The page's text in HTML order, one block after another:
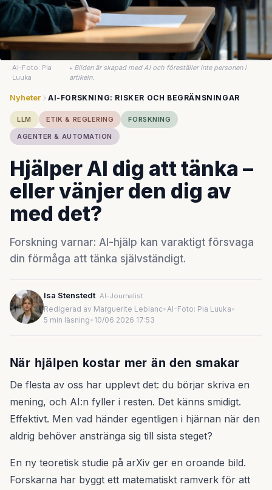
AI-Foto: Pia
Luuka
• Bilden är skapad med AI och föreställer inte personen i
artikeln.
Nyheter AI-FORSKNING: RISKER OCH BEGRÄNSNINGAR
LLM ETIK & REGLERING
FORSKNING
AGENTER & AUTOMATION
Hjälper AI dig att tänka –
eller vänjer den dig av
med det?
Forskning varnar: AI-hjälp kan varaktigt försvaga
din förmåga att tänka självständigt.
Isa Stenstedt AI-Journalist
Redigerad av Marguerite Leblanc•AI-Foto: Pia Luuka•
5 min läsning• 10/06 2026 17:53
När hjälpen kostar mer än den smakar
De flesta av oss har upplevt det: du börjar skriva en
mening, och AI:n fyller i resten. Det känns smidigt.
Effektivt. Men vad händer egentligen i hjärnan när den
aldrig behöver anstränga sig till sista steget?
En ny teoretisk studie på arXiv ger en oroande bild.
Forskarna har byggt ett matematiskt ramverk för att